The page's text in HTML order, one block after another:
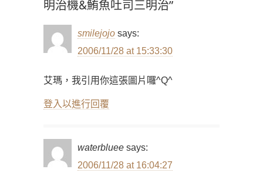
明治機&鮪魚吐司三明治”
smilejojo says:
2006/11/28 at 15:33:30
艾瑪，我引用你這張圖片囉^Q^
登入以進行回覆
waterbluee says:
2006/11/28 at 16:04:27